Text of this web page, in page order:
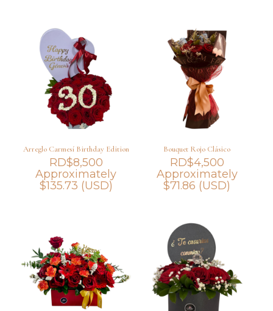
Arreglo Carmesí Birthday Edition
RD$8,500
Approximately
$135.73 (USD)
Bouquet Rojo Clásico
RD$4,500
Approximately
$71.86 (USD)